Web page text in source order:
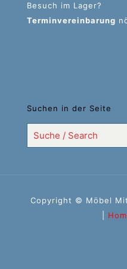
Besuch im Lager?
Terminvereinbarung
Suchen in der Seite
Copyright © Möbel